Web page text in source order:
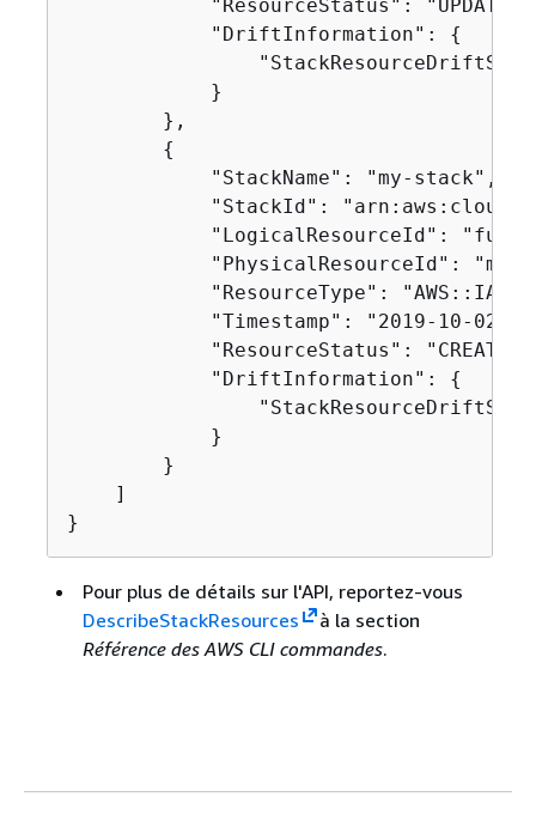
"ResourceStatus":
            "DriftInformation":
{
            }
        },
{
            "StackName": "my-stack",
"StackId":
"LogicalResourceId":
"PhysicalResourceId": "my-
"ResourceType":
"Timestamp": "2019-10-
"ResourceStatus":
            "DriftInformation":
{
            }
        }
    ]
}
Pour plus de détails sur l'API, reportez-vous
DescribeStackResources
à la section
Référence des AWS CLI commandes.